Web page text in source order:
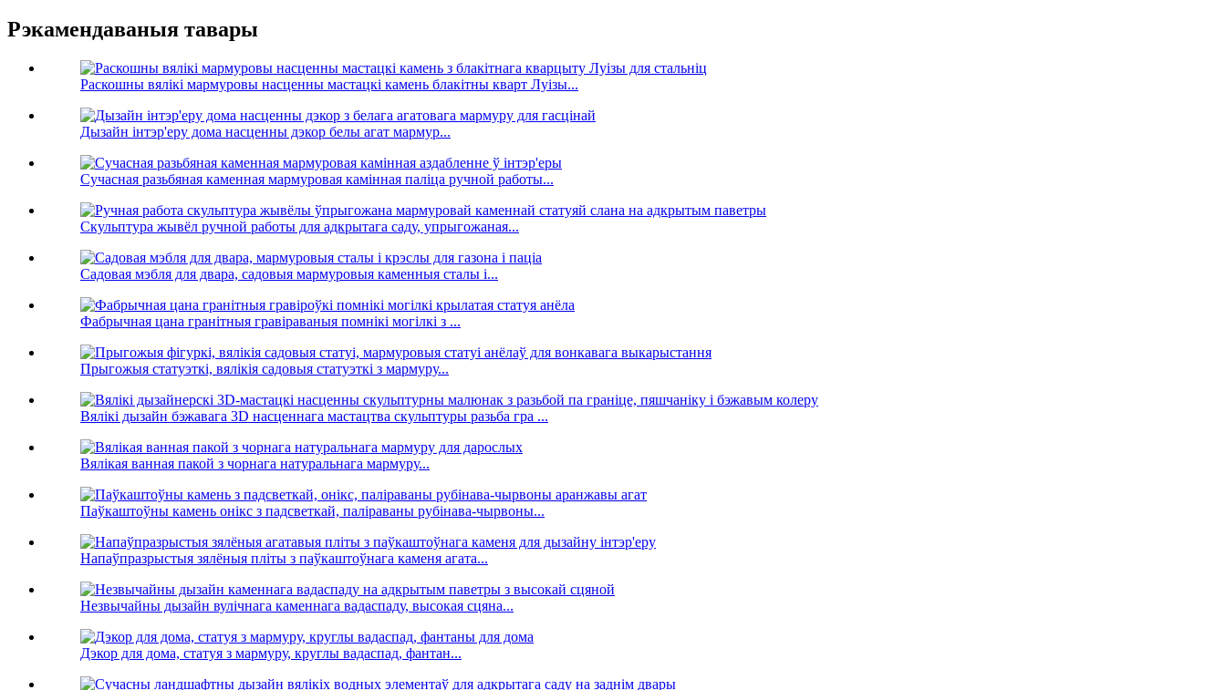
Рэкамендаваныя тавары
Раскошны вялікі мармуровы насценны мастацкі камень блакітны кварт Луізы...
Дызайн інтэр'еру дома насценны дэкор белы агат мармур...
Сучасная разьбяная каменная мармуровая камінная паліца ручной работы...
Скульптура жывёл ручной работы для адкрытага саду, упрыгожаная...
Садовая мэбля для двара, садовыя мармуровыя каменныя сталы і...
Фабрычная цана гранітныя гравіраваныя помнікі могілкі з ...
Прыгожыя статуэткі, вялікія садовыя статуэткі з мармуру...
Вялікі дызайн бэжавага 3D насценнага мастацтва скульптуры разьба гра ...
Вялікая ванная пакой з чорнага натуральнага мармуру...
Паўкаштоўны камень онікс з падсветкай, паліраваны рубінава-чырвоны...
Напаўпразрыстыя зялёныя пліты з паўкаштоўнага каменя агата...
Незвычайны дызайн вулічнага каменнага вадаспаду, высокая сцяна...
Дэкор для дома, статуя з мармуру, круглы вадаспад, фантан...